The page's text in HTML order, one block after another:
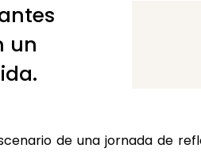
un
de una jornada de